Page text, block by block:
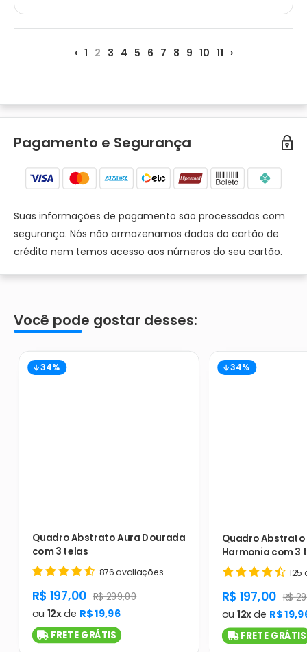
‹ 1 2 3 4 5 6 7 8 9 10 11 ›
Pagamento e Segurança
Suas informações de pagamento são processadas com
segurança. Nós não armazenamos dados do cartão de
crédito nem temos acesso aos números do seu cartão.
Você pode gostar desses:
34%
Quadro Abstrato Aura Dourada
com 3 telas
876 avaliações
product.general.sale_price
R$ 197,00 product.general.regular_price
R$ 299,00
ou 12xde R$ 19,96
FRETE GRÁTIS
34%
Quadro Abstrato
Harmonia com 3
125
R$ 197,00 R$
ou 12xde R$
FRETE GRÁTIS